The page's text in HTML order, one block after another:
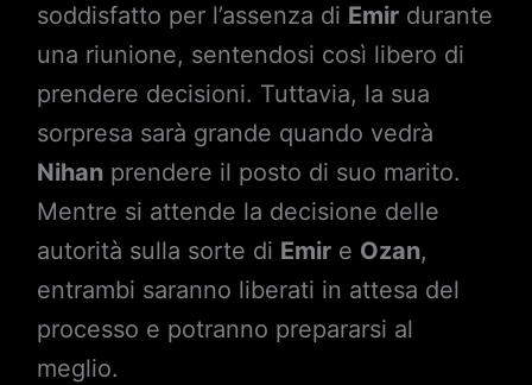
soddisfatto per l’assenza di Emirdurante
una riunione, sentendosi così libero di
prendere decisioni. Tuttavia, la sua
sorpresa sarà grande quando vedrà
Nihanprendere il posto di suo marito.
Mentre si attende la decisione delle
autorità sulla sorte di Emire Ozan,
entrambi saranno liberati in attesa del
processo e potranno prepararsi al
meglio.